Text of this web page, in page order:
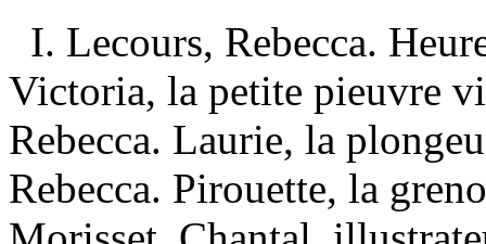
I. Lecours, Rebecca.
Victoria, la petite pieuvre
Rebecca. Laurie, la
Rebecca. Pirouette, la